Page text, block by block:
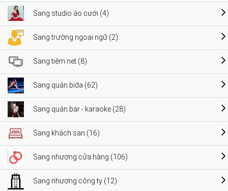
Sang studio áo cưới (4)
Sang trường ngoại ngữ (2)
Sang tiệm net (8)
Sang quán bida (62)
Sang quán bar - karaoke (28)
Sang khách sạn (16)
Sang nhượng cửa hàng (106)
Sang nhượng công ty (12)